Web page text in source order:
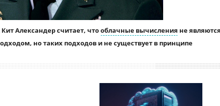
Александер считает, чтооблачные вычисления не
но таких подходов и не существует в принципе